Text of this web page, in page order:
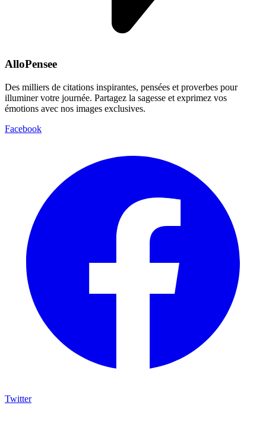
AlloPensee
Des milliers de citations inspirantes, pensées et proverbes pour
illuminer votre journée. Partagez la sagesse et exprimez vos
émotions avec nos images exclusives.
Facebook
Twitter